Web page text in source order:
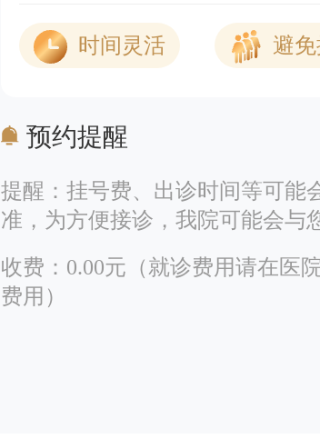
时间灵活 避
预约提醒
提醒：挂号费、出诊时间等可能
准，为方便接诊，我院可能会与
收费：0.00元（就诊费用请在医
费用）